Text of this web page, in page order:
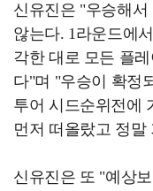
신유진은 "우승해서
않는다. 1라운드에
각한 대로 모든 플
다"며 "우승이 확정
투어 시드순위전에
먼저 떠올랐고 정말
신유진은 또 "예상